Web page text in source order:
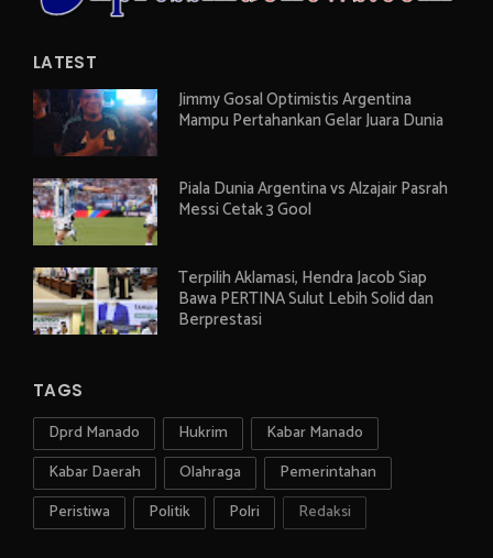
LATEST
Jimmy Gosal Optimistis Argentina
Mampu Pertahankan Gelar Juara Dunia
Piala Dunia Argentina vs Alzajair Pasrah
Messi Cetak 3 Gool
Terpilih Aklamasi, Hendra Jacob Siap
Bawa PERTINA Sulut Lebih Solid dan
Berprestasi
TAGS
Dprd Manado Hukrim
Kabar Manado
Kabar Daerah
Olahraga
Pemerintahan
Peristiwa
Politik Polri Redaksi